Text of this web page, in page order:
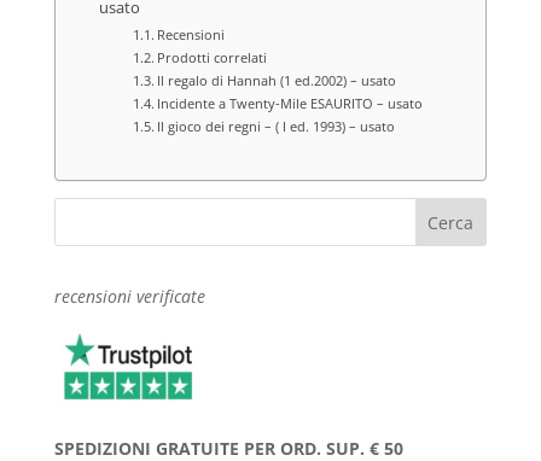
usato
Recensioni
Prodotti correlati
Il regalo di Hannah (1 ed.2002) – usato
Incidente a Twenty-Mile ESAURITO – usato
Il gioco dei regni – ( I ed. 1993) – usato
recensioni verificate
SPEDIZIONI GRATUITE PER ORD. SUP. € 50